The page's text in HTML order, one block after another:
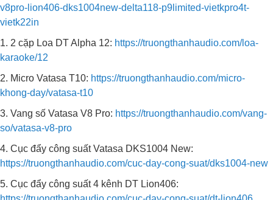
v8pro-lion406-dks1004new-delta118-p9limited-vietkpro4t-
vietk22in
1. 2 cặp Loa DT Alpha 12: https://truongthanhaudio.com/loa-
karaoke/12
2. Micro Vatasa T10: https://truongthanhaudio.com/micro-
khong-day/vatasa-t10
3. Vang số Vatasa V8 Pro: https://truongthanhaudio.com/vang-
so/vatasa-v8-pro
4. Cục đẩy công suất Vatasa DKS1004 New:
https://truongthanhaudio.com/cuc-day-cong-suat/dks1004-new
5. Cục đẩy công suất 4 kênh DT Lion406: